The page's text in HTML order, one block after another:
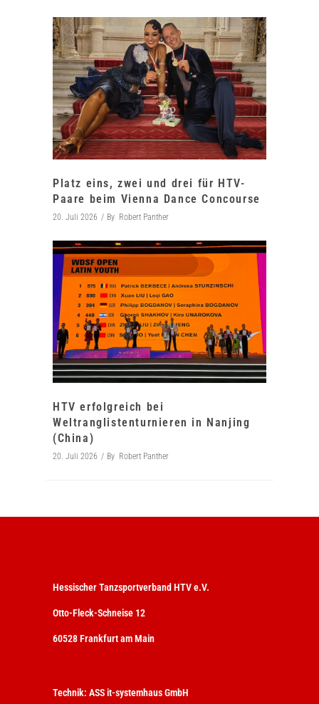
Platz eins, zwei und drei für HTV-
Paare beim Vienna Dance Concourse
20. Juli 2026 By Robert Panther
HTV erfolgreich bei
Weltranglistenturnieren in Nanjing
(China)
20. Juli 2026 By Robert Panther
Hessischer Tanzsportverband HTV e.V.
Otto-Fleck-Schneise 12
60528 Frankfurt am Main
Technik: ASS it-systemhaus GmbH